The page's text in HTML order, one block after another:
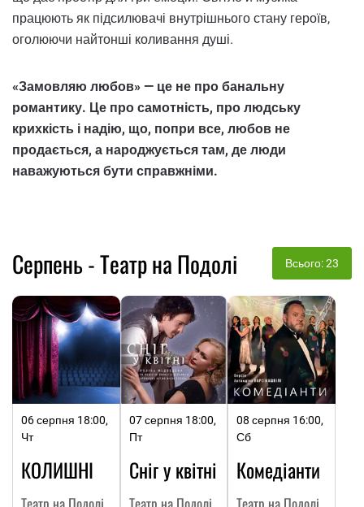
працюють як підсилювачі внутрішнього стану героїв,
оголюючи найтонші коливання душі.
«Замовляю любов» — це не про банальну
романтику. Це про самотність, про людську
крихкість і надію, що, попри все, любов не
продається, а народжується там, де люди
наважуються бути справжніми.
Серпень - Театр на Подолі Всього: 23
06 серпня 18:00,
Чт
КОЛИШНІ
07 серпня 18:00,
Пт
Сніг у квітні
08 серпня 16:00,
Сб
Комедіанти